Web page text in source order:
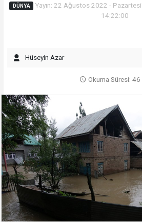
DÜNYA
Yayın: 22 Ağustos 2022 -
14:22:00
Hüseyin Azar
Okuma Süresi: 46